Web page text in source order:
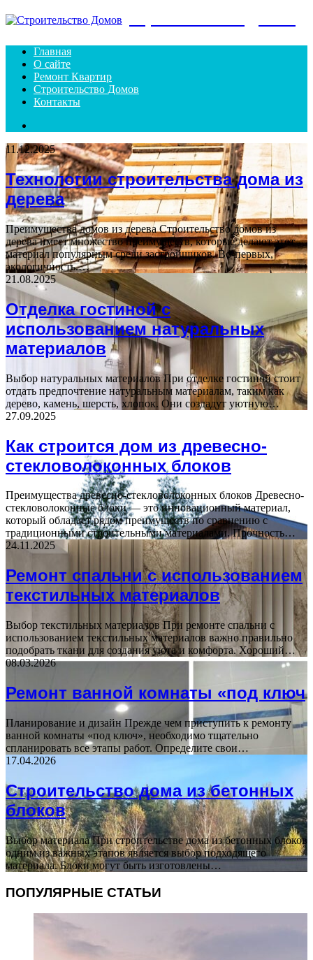
Главная
О сайте
Ремонт Квартир
Строительство Домов
Контакты
11.12.2025
Технологии строительства дома из
дерева
Преимущества домов из дерева Строительство домов из
дерева имеет множество преимуществ, которые делают этот
материал популярным среди застройщиков. Во-первых,
экологичность.…
21.08.2025
Отделка гостиной с
использованием натуральных
материалов
Выбор натуральных материалов При отделке гостиной стоит
отдать предпочтение натуральным материалам, таким как
дерево, камень, шерсть, хлопок. Они создадут уютную…
27.09.2025
Как строится дом из древесно-
стекловолоконных блоков
Преимущества древесно-стекловолоконных блоков Древесно-
стекловолоконные блоки — это инновационный материал,
который обладает рядом преимуществ по сравнению с
традиционными строительными материалами. Прочность…
24.11.2025
Ремонт спальни с использованием
текстильных материалов
Выбор текстильных материалов При ремонте спальни с
использованием текстильных материалов важно правильно
подобрать ткани для создания уюта и комфорта. Хороший…
08.03.2026
Ремонт ванной комнаты «под ключ
Планирование и дизайн Прежде чем приступить к ремонту
ванной комнаты «под ключ», необходимо тщательно
спланировать все этапы работ. Определите свои…
17.04.2026
Строительство дома из бетонных
блоков
Выбор материала При строительстве дома из бетонных блоков
одним из важных этапов является выбор подходящего
материала. Блоки могут быть изготовлены…
ПОПУЛЯРНЫЕ СТАТЬИ